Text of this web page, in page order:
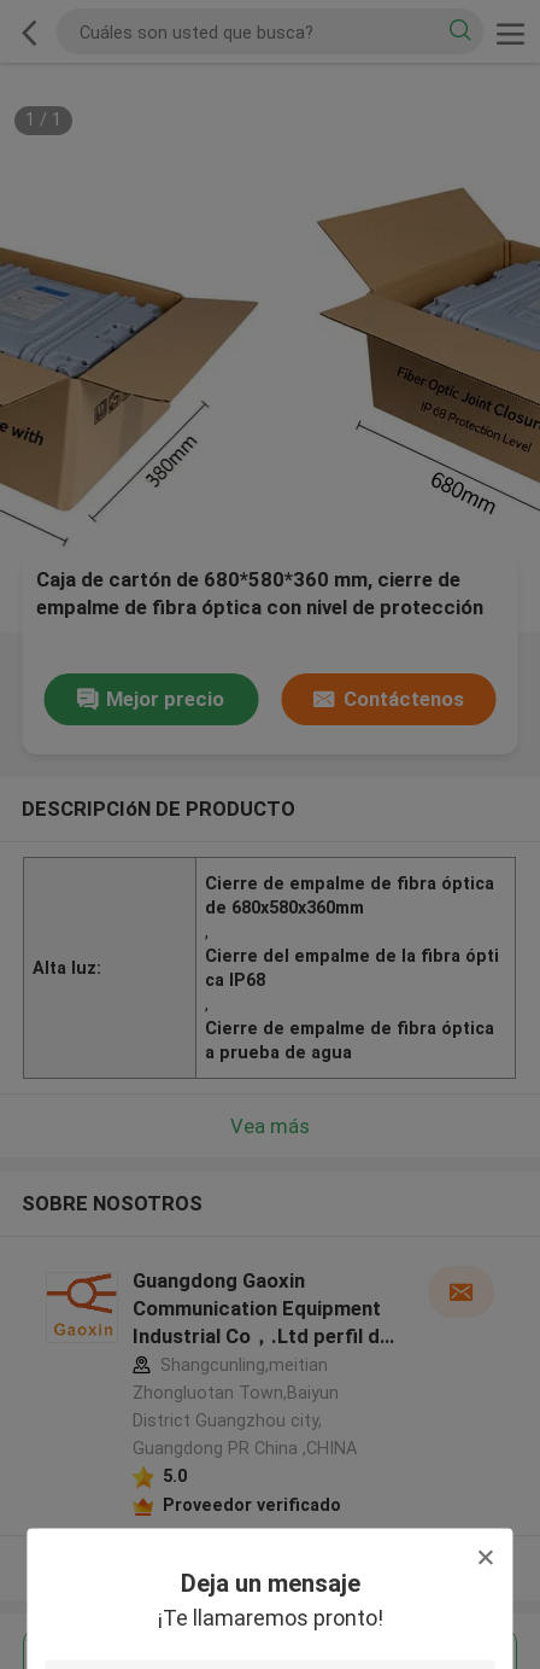
Deja un mensaje
¡Te llamaremos pronto!
1 / 1
Caja de cartón de 680*580*360 mm, cierre de
empalme de fibra óptica con nivel de protección
Mejor precio Contáctenos
DESCRIPCIóN DE PRODUCTO
Alta luz:
Cierre de empalme de fibra óptica
de 680x580x360mm
,
Cierre del empalme de la fibra ópti
ca IP68
,
Cierre de empalme de fibra óptica
a prueba de agua
Vea más
SOBRE NOSOTROS
Guangdong Gaoxin
Communication Equipment
Industrial Co，.Ltd perfil del
fabricante
Shangcunling,meitian
Zhongluotan Town,Baiyun
District Guangzhou city,
Guangdong PR China ,CHINA
5.0
Proveedor verificado